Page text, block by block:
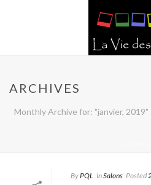
ARCHIVES
Monthly Archive for: "janvier, 2019"
ByPQL InSalons Posted